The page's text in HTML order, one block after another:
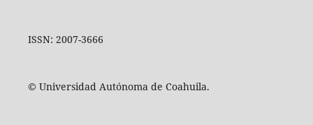
ISSN: 2007-3666
© Universidad Autónoma de Coahuila.